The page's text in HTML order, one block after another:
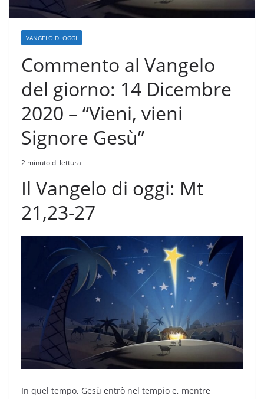
VANGELO DI OGGI
Commento al Vangelo
del giorno: 14 Dicembre
2020 – “Vieni, vieni
Signore Gesù”
2 minuto di lettura
Il Vangelo di oggi: Mt
21,23-27
In quel tempo, Gesù entrò nel tempio e, mentre